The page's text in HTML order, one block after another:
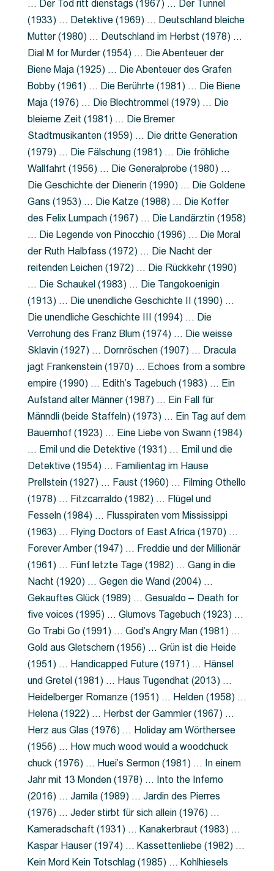
… Der Tod ritt dienstags (1967) … Der Tunnel
(1933) … Detektive (1969) … Deutschland bleiche
Mutter (1980) … Deutschland im Herbst (1978) …
Dial M for Murder (1954) … Die Abenteuer der
Biene Maja (1925) … Die Abenteuer des Grafen
Bobby (1961) … Die Berührte (1981) … Die Biene
Maja (1976) … Die Blechtrommel (1979) … Die
bleierne Zeit (1981) … Die Bremer
Stadtmusikanten (1959) … Die dritte Generation
(1979) … Die Fälschung (1981) … Die fröhliche
Wallfahrt (1956) … Die Generalprobe (1980) …
Die Geschichte der Dienerin (1990) … Die Goldene
Gans (1953) … Die Katze (1988) … Die Koffer
des Felix Lumpach (1967) … Die Landärztin (1958)
… Die Legende von Pinocchio (1996) … Die Moral
der Ruth Halbfass (1972) … Die Nacht der
reitenden Leichen (1972) … Die Rückkehr (1990)
… Die Schaukel (1983) … Die Tangokoenigin
(1913) … Die unendliche Geschichte II (1990) …
Die unendliche Geschichte III (1994) … Die
Verrohung des Franz Blum (1974) … Die weisse
Sklavin (1927) … Dornröschen (1907) … Dracula
jagt Frankenstein (1970) … Echoes from a sombre
empire (1990) … Edith’s Tagebuch (1983) … Ein
Aufstand alter Männer (1987) … Ein Fall für
Männdli (beide Staffeln) (1973) … Ein Tag auf dem
Bauernhof (1923) … Eine Liebe von Swann (1984)
… Emil und die Detektive (1931) … Emil und die
Detektive (1954) … Familientag im Hause
Prellstein (1927) … Faust (1960) … Filming Othello
(1978) … Fitzcarraldo (1982) … Flügel und
Fesseln (1984) … Flusspiraten vom Mississippi
(1963) … Flying Doctors of East Africa (1970) …
Forever Amber (1947) … Freddie und der Millionär
(1961) … Fünf letzte Tage (1982) … Gang in die
Nacht (1920) … Gegen die Wand (2004) …
Gekauftes Glück (1989) … Gesualdo – Death for
five voices (1995) … Glumovs Tagebuch (1923) …
Go Trabi Go (1991) … God’s Angry Man (1981) …
Gold aus Gletschern (1956) … Grün ist die Heide
(1951) … Handicapped Future (1971) … Hänsel
und Gretel (1981) … Haus Tugendhat (2013) …
Heidelberger Romanze (1951) … Helden (1958) …
Helena (1922) … Herbst der Gammler (1967) …
Herz aus Glas (1976) … Holiday am Wörthersee
(1956) … How much wood would a woodchuck
chuck (1976) … Huei’s Sermon (1981) … In einem
Jahr mit 13 Monden (1978) … Into the Inferno
(2016) … Jamila (1989) … Jardin des Pierres
(1976) … Jeder stirbt für sich allein (1976) …
Kameradschaft (1931) … Kanakerbraut (1983) …
Kaspar Hauser (1974) … Kassettenliebe (1982) …
Kein Mord Kein Totschlag (1985) … Kohlhiesels